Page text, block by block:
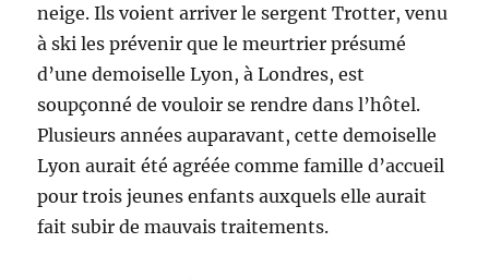
neige. Ils voient arriver le sergent Trotter, venu
à ski les prévenir que le meurtrier présumé
d’une demoiselle Lyon, à Londres, est
soupçonné de vouloir se rendre dans l’hôtel.
Plusieurs années auparavant, cette demoiselle
Lyon aurait été agréée comme famille d’accueil
pour trois jeunes enfants auxquels elle aurait
fait subir de mauvais traitements.